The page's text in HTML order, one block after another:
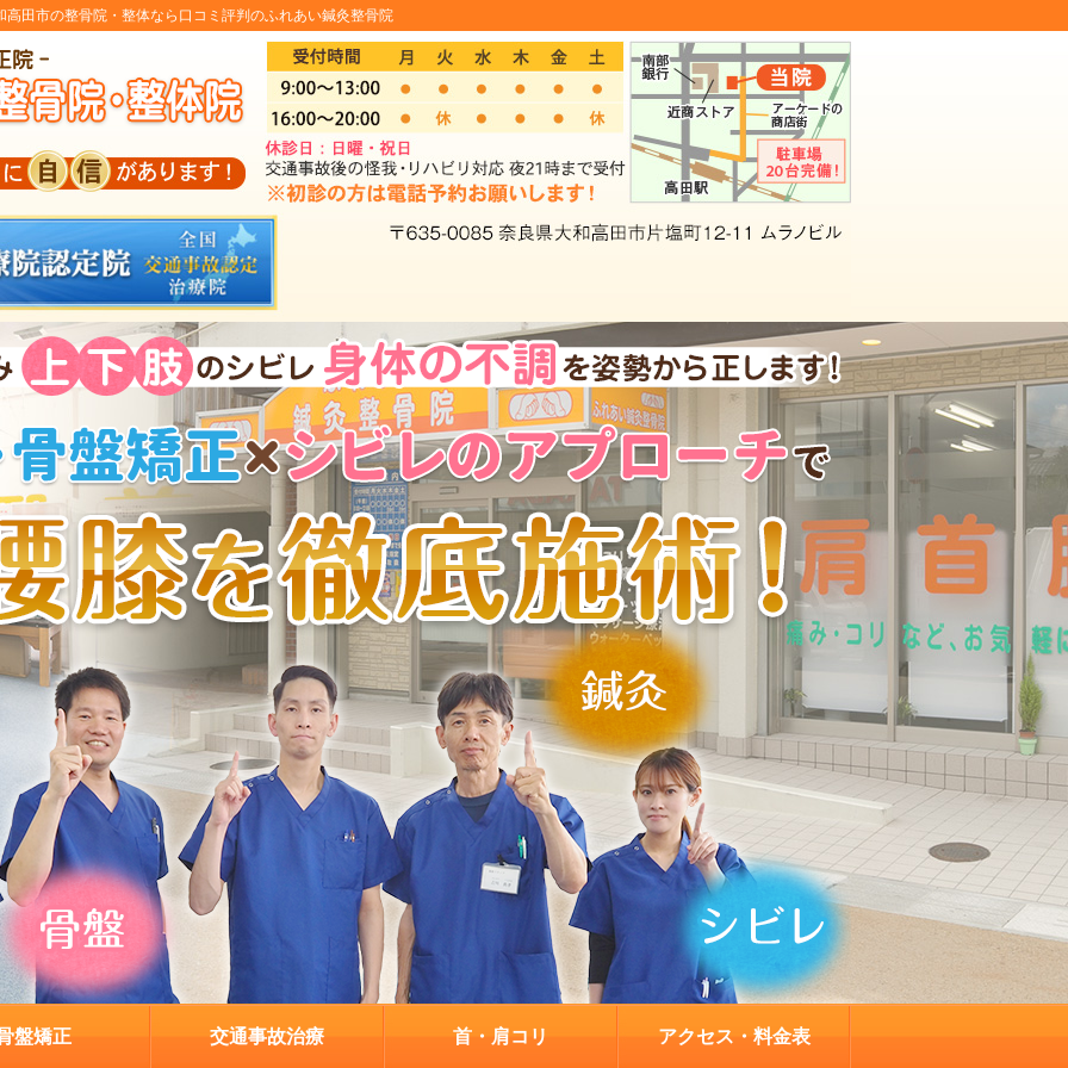
高田市の整骨院・整体なら口コミ評判のふれあい鍼灸整骨院
盤矯正 交通事故治療 首・肩コリ アクセス・料金表